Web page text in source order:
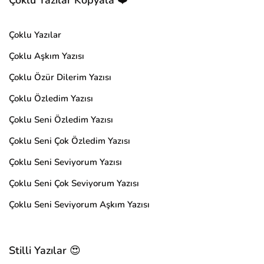
Çoklu Yazılar
Çoklu Aşkım Yazısı
Çoklu Özür Dilerim Yazısı
Çoklu Özledim Yazısı
Çoklu Seni Özledim Yazısı
Çoklu Seni Çok Özledim Yazısı
Çoklu Seni Seviyorum Yazısı
Çoklu Seni Çok Seviyorum Yazısı
Çoklu Seni Seviyorum Aşkım Yazısı
Stilli Yazılar 😍